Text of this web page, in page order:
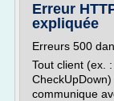
Erreur
expliquée
Erreurs 500
Tout client (ex.
communique